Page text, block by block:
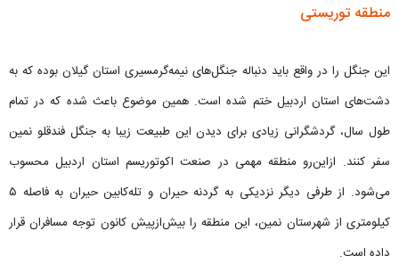
منطقه توریستی
این جنگل را در واقع باید دنباله جنگل‌های نیمه‌گرمسیری استان گیلان بوده که به
دشت‌های استان اردبیل ختم شده است. همین موضوع باعث شده که در تمام
طول سال، گردشگرانی زیادی برای دیدن این طبیعت زیبا به جنگل فندقلو نمین
سفر کنند. ازاین‌رو منطقه مهمی در صنعت اکوتوریسم استان اردبیل محسوب
می‌شود. از طرفی دیگر نزدیکی به گردنه حیران و تله‌کابین حیران به فاصله ۵
کیلومتری از شهرستان نمین، این منطقه را بیش‌ازپیش کانون توجه مسافران قرار
داده است.